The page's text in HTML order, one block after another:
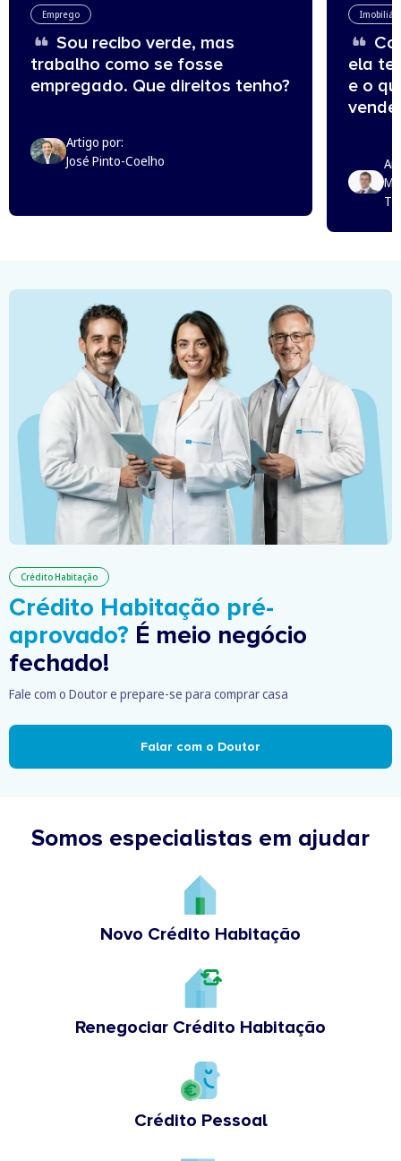
Emprego
Sou recibo verde, mas
trabalho como se fosse
empregado. Que direitos tenho?
Artigo por:
José Pinto-Coelho
ela
e o
Crédito Habitação
Crédito Habitação pré-
aprovado? É meio negócio
fechado!
Fale com o Doutor e prepare-se para comprar casa
Falar com o Doutor
Somos especialistas em ajudar
Novo Crédito Habitação
Renegociar Crédito Habitação
Crédito Pessoal